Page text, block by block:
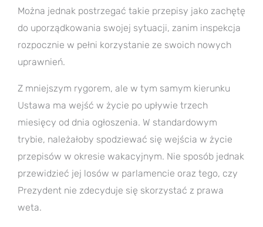
Można jednak postrzegać takie przepisy jako zachętę
do uporządkowania swojej sytuacji, zanim inspekcja
rozpocznie w pełni korzystanie ze swoich nowych
uprawnień.
Z mniejszym rygorem, ale w tym samym kierunku
Ustawa ma wejść w życie po upływie trzech
miesięcy od dnia ogłoszenia. W standardowym
trybie, należałoby spodziewać się wejścia w życie
przepisów w okresie wakacyjnym. Nie sposób jednak
przewidzieć jej losów w parlamencie oraz tego, czy
Prezydent nie zdecyduje się skorzystać z prawa
weta.